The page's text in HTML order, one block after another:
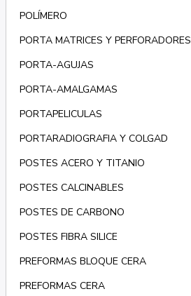
POLÍMERO
PORTA MATRICES Y PERFORADORES
PORTA-AGUJAS
PORTA-AMALGAMAS
PORTAPELICULAS
PORTARADIOGRAFIA Y COLGAD
POSTES ACERO Y TITANIO
POSTES CALCINABLES
POSTES DE CARBONO
POSTES FIBRA SILICE
PREFORMAS BLOQUE CERA
PREFORMAS CERA